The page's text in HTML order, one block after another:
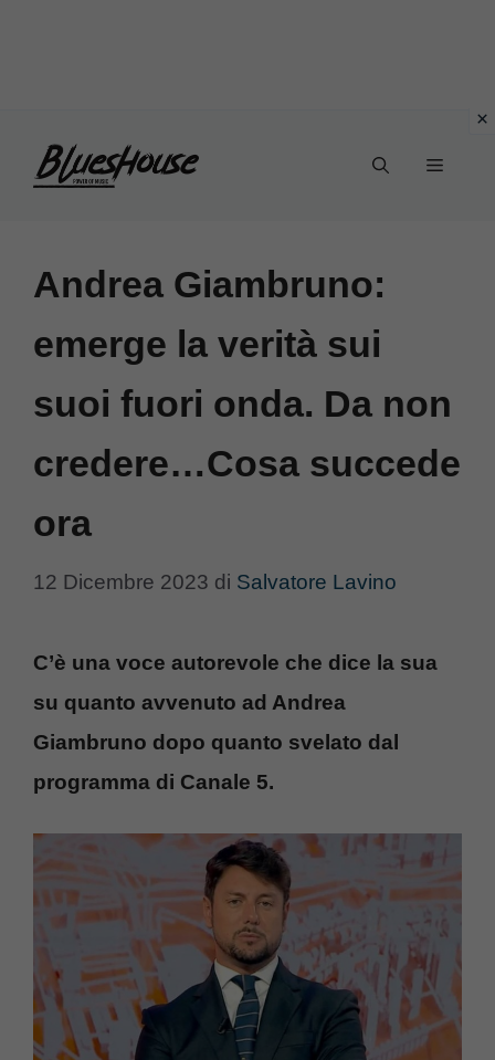
Menu
Andrea Giambruno:
emerge la verità sui
suoi fuori onda. Da non
credere…Cosa succede
ora
12 Dicembre 2023 di Salvatore Lavino
C’è una voce autorevole che dice la sua
su quanto avvenuto ad Andrea
Giambruno dopo quanto svelato dal
programma di Canale 5.